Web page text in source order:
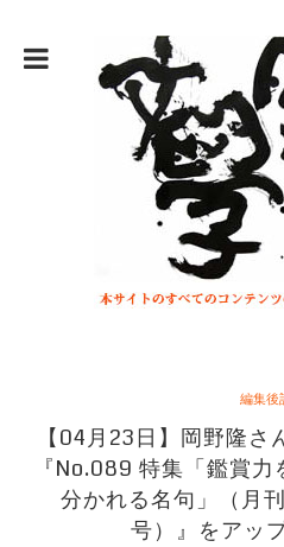
編集後
【04月23日】岡野隆さ
『No.089 特集「鑑賞
分かれる名句」（月
号）』をアッ